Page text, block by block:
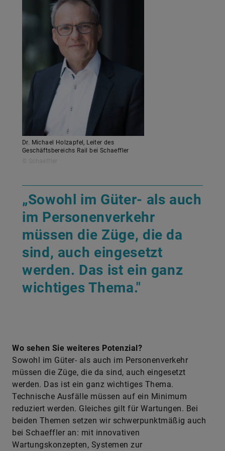
Dr. Michael Holzapfel, Leiter des
Geschäftsbereichs Rail bei Schaeffler
„Sowohl im Güter- als auch
im Personenverkehr
müssen die Züge, die da
sind, auch eingesetzt
werden. Das ist ein ganz
wichtiges Thema."
Wo sehen Sie weiteres Potenzial?
Sowohl im Güter- als auch im Personenverkehr
müssen die Züge, die da sind, auch eingesetzt
werden. Das ist ein ganz wichtiges Thema.
Technische Ausfälle müssen auf ein Minimum
reduziert werden. Gleiches gilt für Wartungen. Bei
beiden Themen setzen wir schwerpunktmäßig auch
bei Schaeffler an: mit innovativen
Wartungskonzepten, Systemen zur